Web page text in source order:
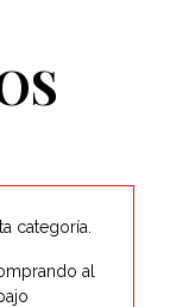
categoría.
al